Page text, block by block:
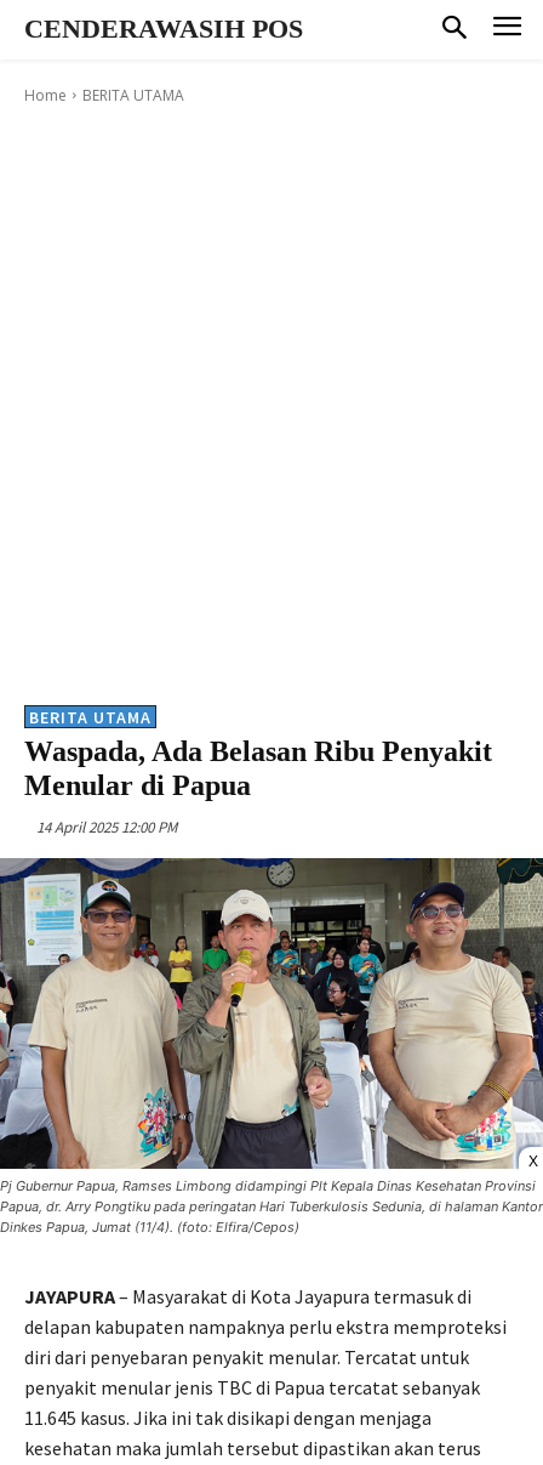
CENDERAWASIH POS
Home BERITA UTAMA
BERITA UTAMA
Waspada, Ada Belasan Ribu Penyakit
Menular di Papua
14 April 2025 12:00 PM
X
Pj Gubernur Papua, Ramses Limbong didampingi Plt Kepala Dinas Kesehatan Provinsi
Papua, dr. Arry Pongtiku pada peringatan Hari Tuberkulosis Sedunia, di halaman Kantor
Dinkes Papua, Jumat (11/4). (foto: Elfira/Cepos)
JAYAPURA– Masyarakat di Kota Jayapura termasuk di
delapan kabupaten nampaknya perlu ekstra memproteksi
diri dari penyebaran penyakit menular. Tercatat untuk
penyakit menular jenis TBC di Papua tercatat sebanyak
11.645 kasus. Jika ini tak disikapi dengan menjaga
kesehatan maka jumlah tersebut dipastikan akan terus